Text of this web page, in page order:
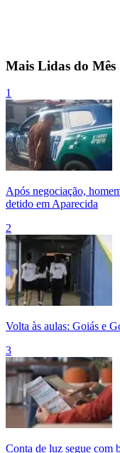
Mais Lidas do Mês
1
Após negociação,
detido em Aparecida
2
Volta às aulas: Goiás e
3
Conta de luz segue com